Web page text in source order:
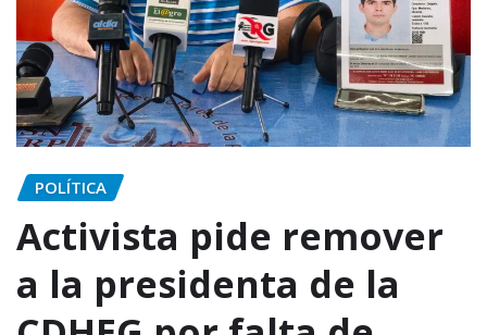
POLÍTICA
Activista pide remover
a la presidenta de la